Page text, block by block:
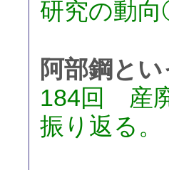
研究の動
阿部鋼と
184回 産
振り返る